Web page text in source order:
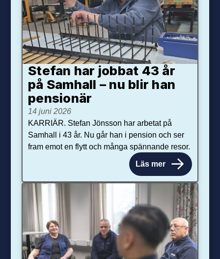
Stefan har jobbat 43 år
på Samhall – nu blir han
pensionär
14 juni 2026
KARRIÄR. Stefan Jönsson har arbetat på
Samhall i 43 år. Nu går han i pension och ser
fram emot en flytt och många spännande resor.
Läs mer